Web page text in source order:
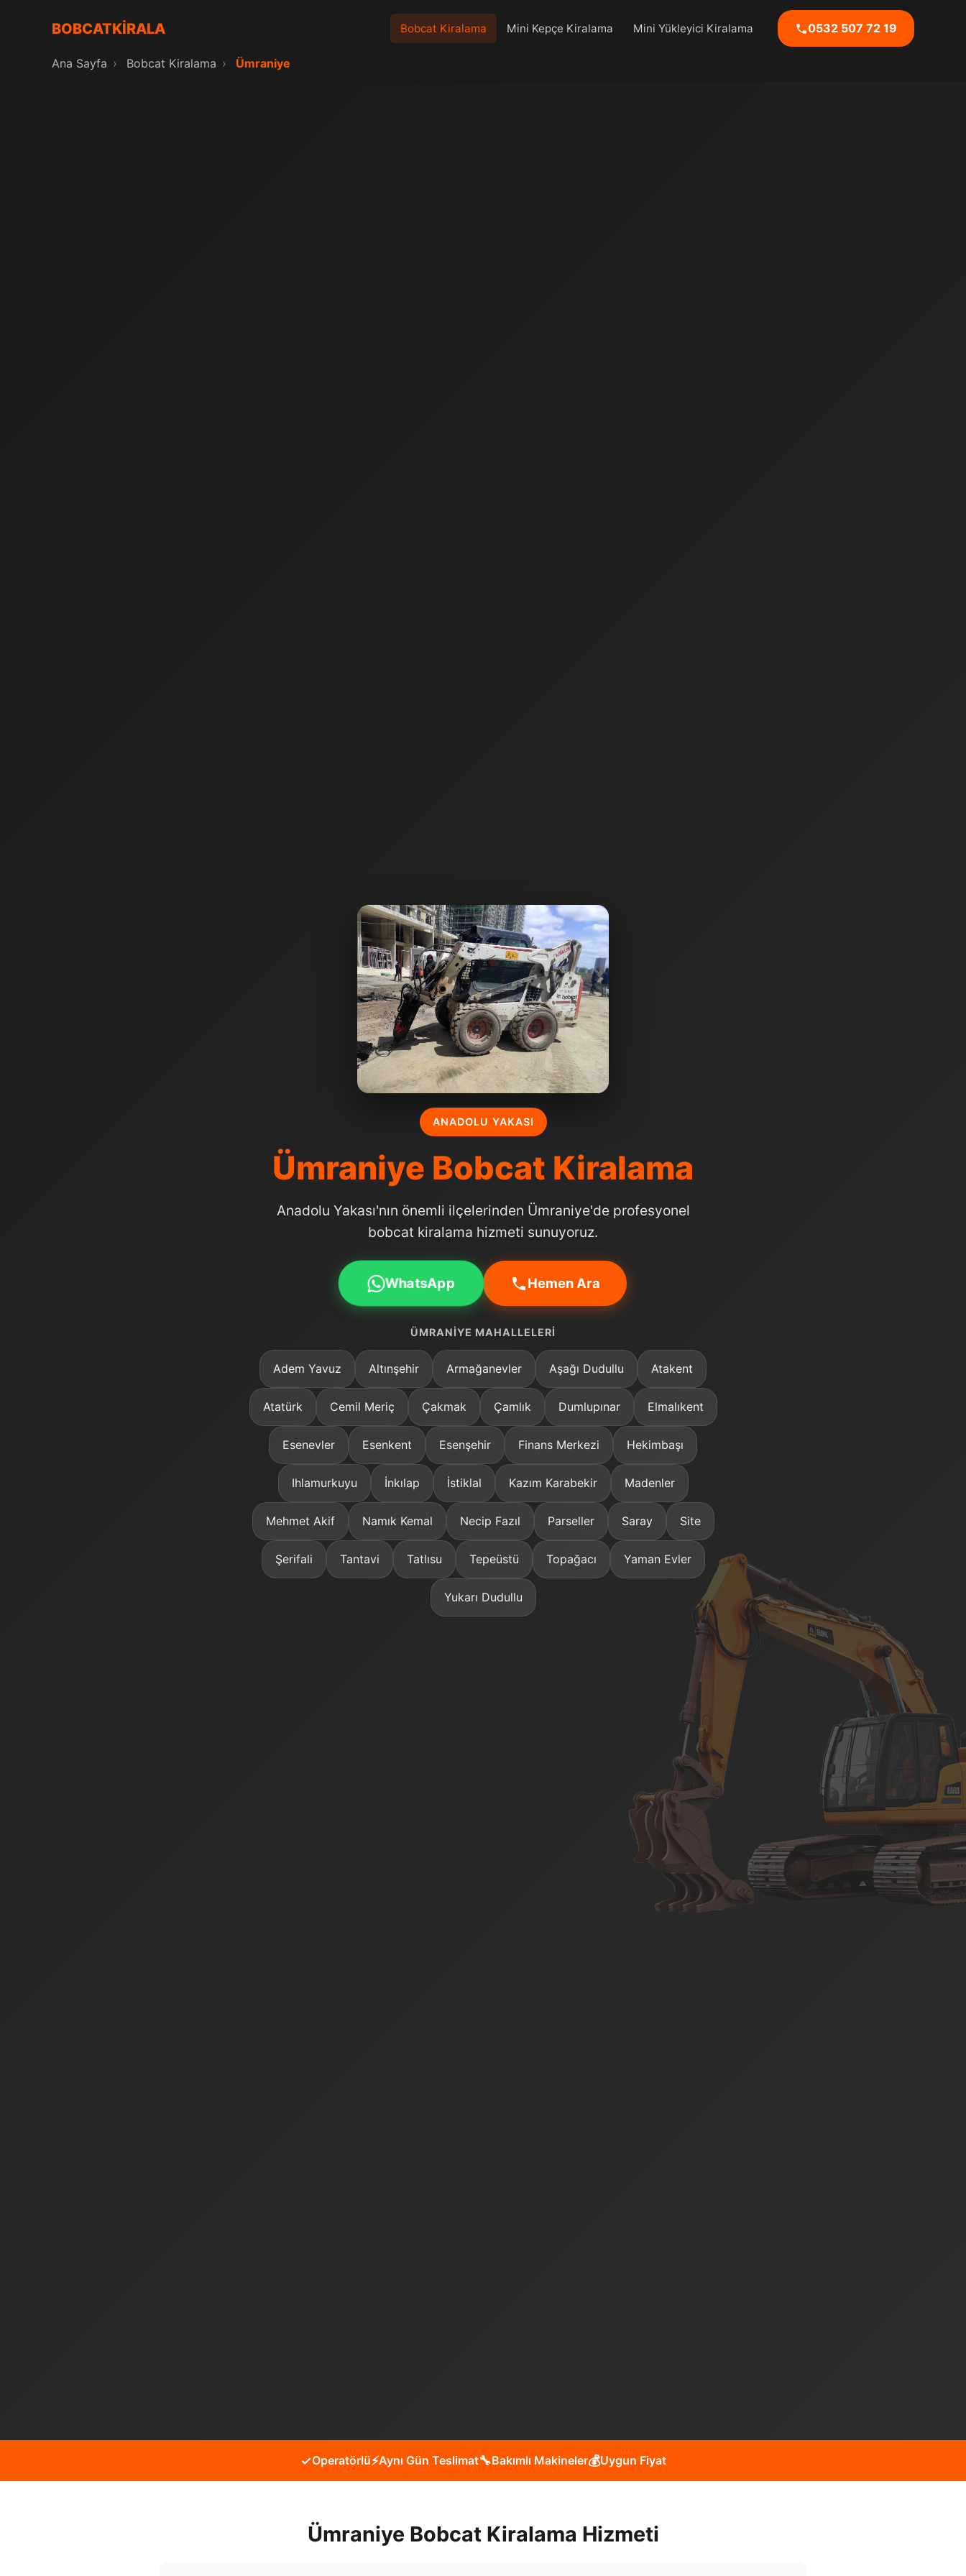
BOBCATKİRALA Bobcat Kiralama Mini Kepçe Kiralama Mini Yükleyici Kiralama 0532 507 72 19
Ana Sayfa › Bobcat Kiralama › Ümraniye
ANADOLU YAKASI
Ümraniye Bobcat Kiralama
Anadolu Yakası'nın önemli ilçelerinden Ümraniye'de profesyonel
bobcat kiralama hizmeti sunuyoruz.
WhatsApp Hemen Ara
ÜMRANIYE MAHALLELERI
Adem Yavuz Altınşehir Armağanevler Aşağı Dudullu Atakent
Atatürk Cemil Meriç Çakmak Çamlık Dumlupınar Elmalıkent
Esenevler Esenkent Esenşehir Finans Merkezi Hekimbaşı
Ihlamurkuyu İnkılap İstiklal Kazım Karabekir Madenler
Mehmet Akif Namık Kemal Necip Fazıl Parseller Saray Site
Şerifali Tantavi Tatlısu Tepeüstü Topağacı Yaman Evler
Yukarı Dudullu
✓Operatörlü⚡Aynı Gün Teslimat🔧Bakımlı Makineler💰Uygun Fiyat
Ümraniye Bobcat Kiralama Hizmeti